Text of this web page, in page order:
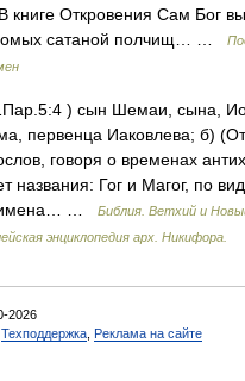
книге Откровения Сам Бог
сатаной полчищ… …
) сын Шемаи, сына,
первенца Иаковлева; б)
говоря о временах
названия: Гог и Магог, по
…
Библия. Ветхий и
энциклопедия арх. Никифора.
2026
Техподдержка Реклама на сайте